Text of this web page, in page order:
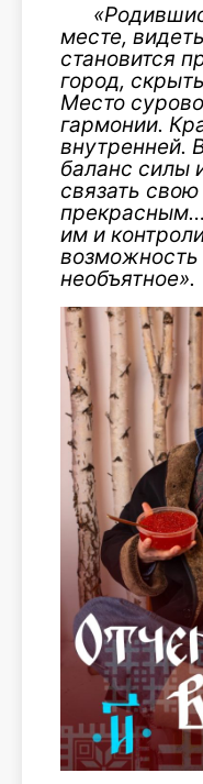
месте,
становится
город,
Место
гармонии.
внутренней.
баланс силы
связать
им и
возможность
необъятное».